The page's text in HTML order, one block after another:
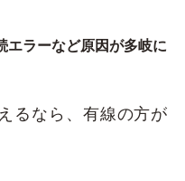
エラーなど原因が多岐に
るなら、有線の方が